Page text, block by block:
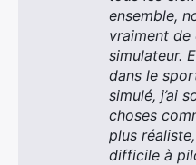
ensemble,
vraiment de
simulateur.
dans le
simulé, j’ai
choses
plus
difficile à